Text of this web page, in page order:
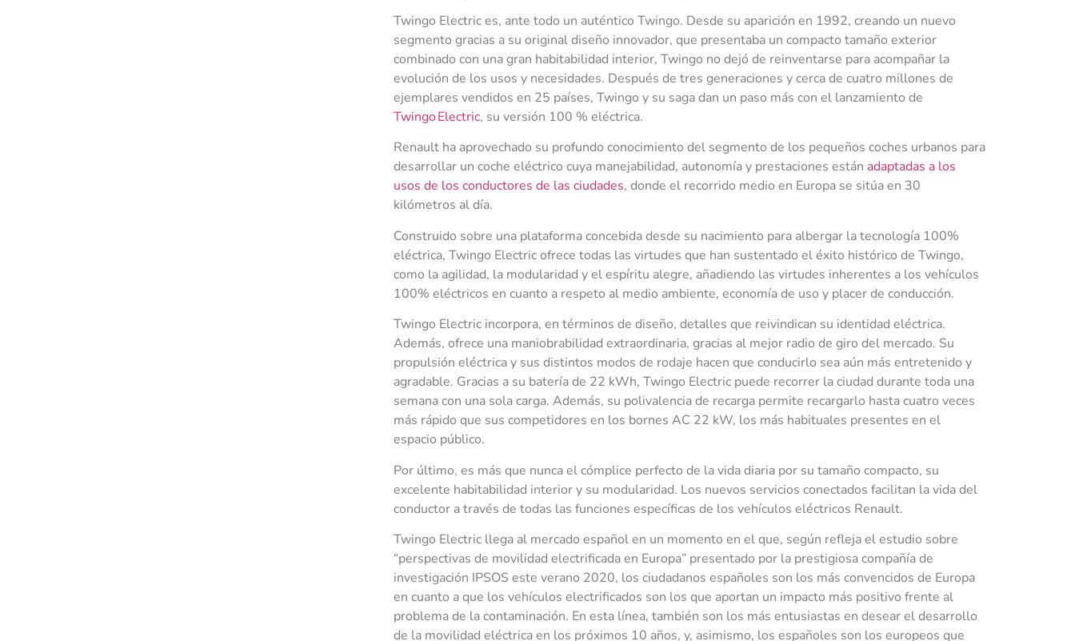
Twingo Electric es, ante todo un auténtico Twingo. Desde su aparición en 1992, creando un nuevo
segmento gracias a su original diseño innovador, que presentaba un compacto tamaño exterior
combinado con una gran habitabilidad interior, Twingo no dejó de reinventarse para acompañar la
evolución de los usos y necesidades. Después de tres generaciones y cerca de cuatro millones de
ejemplares vendidos en 25 países, Twingo y su saga dan un paso más con el lanzamiento de
Twingo Electric, su versión 100 % eléctrica.
Renault ha aprovechado su profundo conocimiento del segmento de los pequeños coches urbanos para
desarrollar un coche eléctrico cuya manejabilidad, autonomía y prestaciones están adaptadas a los
usos de los conductores de las ciudades, donde el recorrido medio en Europa se sitúa en 30
kilómetros al día.
Construido sobre una plataforma concebida desde su nacimiento para albergar la tecnología 100%
eléctrica, Twingo Electric ofrece todas las virtudes que han sustentado el éxito histórico de Twingo,
como la agilidad, la modularidad y el espíritu alegre, añadiendo las virtudes inherentes a los vehículos
100% eléctricos en cuanto a respeto al medio ambiente, economía de uso y placer de conducción.
Twingo Electric incorpora, en términos de diseño, detalles que reivindican su identidad eléctrica.
Además, ofrece una maniobrabilidad extraordinaria, gracias al mejor radio de giro del mercado. Su
propulsión eléctrica y sus distintos modos de rodaje hacen que conducirlo sea aún más entretenido y
agradable. Gracias a su batería de 22 kWh, Twingo Electric puede recorrer la ciudad durante toda una
semana con una sola carga. Además, su polivalencia de recarga permite recargarlo hasta cuatro veces
más rápido que sus competidores en los bornes AC 22 kW, los más habituales presentes en el
espacio público.
Por último, es más que nunca el cómplice perfecto de la vida diaria por su tamaño compacto, su
excelente habitabilidad interior y su modularidad. Los nuevos servicios conectados facilitan la vida del
conductor a través de todas las funciones específicas de los vehículos eléctricos Renault.
Twingo Electric llega al mercado español en un momento en el que, según refleja el estudio sobre
“perspectivas de movilidad electrificada en Europa” presentado por la prestigiosa compañía de
investigación IPSOS este verano 2020, los ciudadanos españoles son los más convencidos de Europa
en cuanto a que los vehículos electrificados son los que aportan un impacto más positivo frente al
problema de la contaminación. En esta línea, también son los más entusiastas en desear el desarrollo
de la movilidad eléctrica en los próximos 10 años, y, asimismo, los españoles son los europeos que